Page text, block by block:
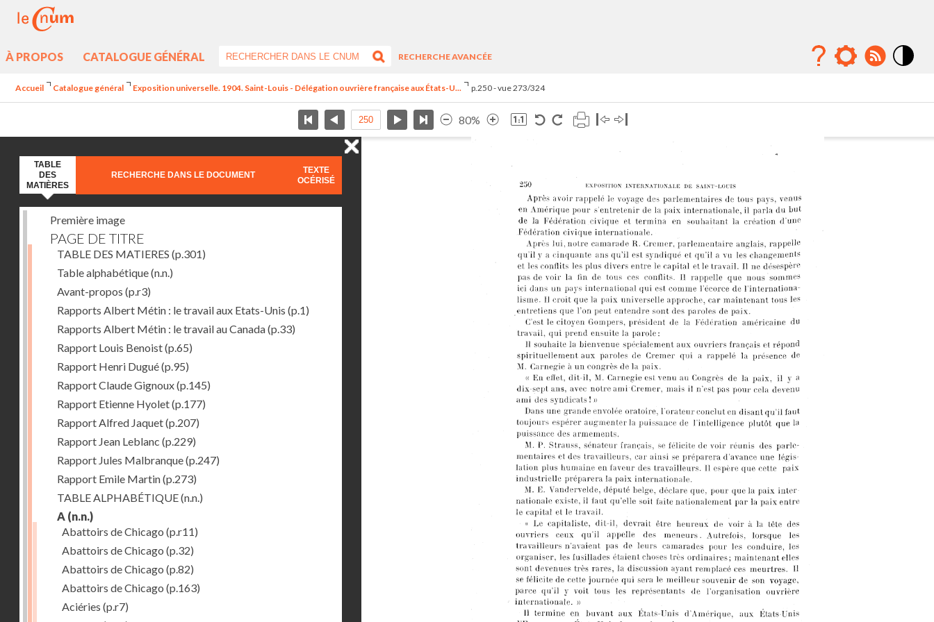
À PROPOS CATALOGUE GÉNÉRAL
RECHERCHE AVANCÉE
Accueil Catalogue général Exposition universelle. 1904. Saint-Louis - Délégation ouvrière française aux États-U... p.250 - vue 273/324
80%
TABLE
DES
MATIÈRES
RECHERCHE DANS LE DOCUMENT
TEXTE
OCÉRISÉ
Première image
PAGE DE TITRE
TABLE DES MATIERES (p.301)
Table alphabétique(n.n.)
Avant-propos (p.r3)
Rapports Albert Métin : le travail aux Etats-Unis (p.1)
Rapports Albert Métin : le travail au Canada(p.33)
Rapport Louis Benoist(p.65)
Rapport Henri Dugué(p.95)
Rapport Claude Gignoux(p.145)
Rapport Etienne Hyolet(p.177)
Rapport Alfred Jaquet(p.207)
Rapport Jean Leblanc (p.229)
Rapport Jules Malbranque(p.247)
Rapport Emile Martin(p.273)
TABLE ALPHABÉTIQUE(n.n.)
A (n.n.)
Abattoirs de Chicago (p.r11)
Abattoirs de Chicago (p.32)
Abattoirs de Chicago (p.82)
Abattoirs de Chicago (p.163)
Aciéries (p.r7)